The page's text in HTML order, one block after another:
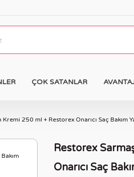
ÇOK SATANLAR
Kremi 250 ml + Restorex Onarıcı Saç Bakım
Restorex
Onarıcı Saç